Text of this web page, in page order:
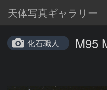
天体写真ギャラリー
化石職人 M95